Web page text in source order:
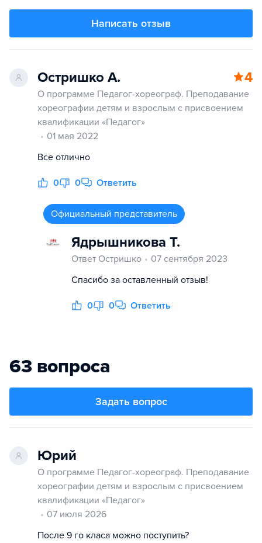
Написать отзыв
Остришко А. 4
О программе Педагог-хореограф. Преподавание
хореографии детям и взрослым с присвоением
квалификации «Педагог»
01 мая 2022
Все отлично
0 0 Ответить
Официальный представитель
Ядрышникова Т.
Ответ Остришко
07 сентября 2023
Спасибо за оставленный отзыв!
0 0 Ответить
63 вопроса
Задать вопрос
Юрий
О программе Педагог-хореограф. Преподавание
хореографии детям и взрослым с присвоением
квалификации «Педагог»
07 июля 2026
После 9 го класа можно поступить?